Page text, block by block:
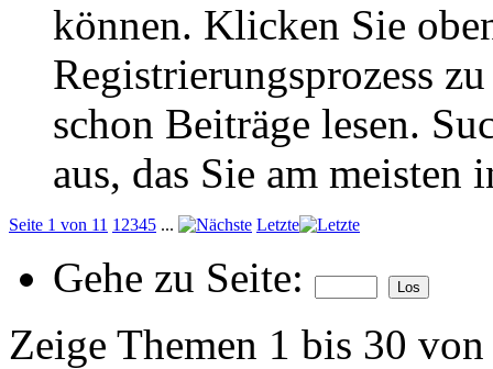
können. Klicken Sie
Registrierungsprozess
schon Beiträge lesen.
aus, das Sie am meisten
Seite 1 von 11 1 2345 ... Letzte
Gehe zu Seite:
Zeige Themen 1 bis 30